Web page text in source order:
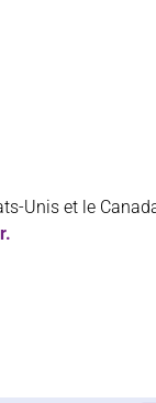
Unis et le